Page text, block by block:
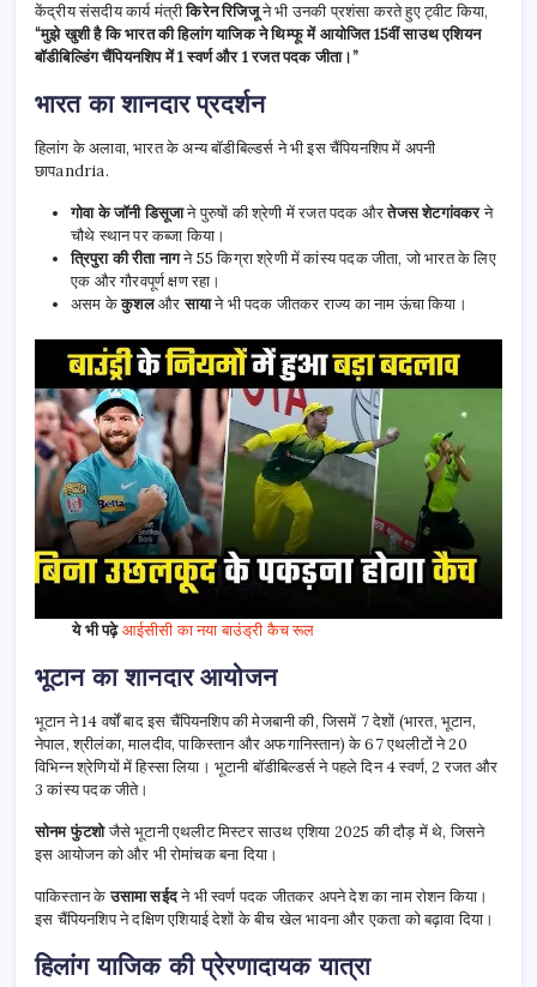
केंद्रीय संसदीय कार्य मंत्रीकिरेन रिजिजूने भी उनकी प्रशंसा करते हुए ट्वीट किया,
“मुझे खुशी है कि भारत की हिलांग याजिक ने थिम्फू में आयोजित 15वीं साउथ एशियन
बॉडीबिल्डिंग चैंपियनशिप में 1 स्वर्ण और 1 रजत पदक जीता।”
भारत का शानदार प्रदर्शन
हिलांग के अलावा, भारत के अन्य बॉडीबिल्डर्स ने भी इस चैंपियनशिप में अपनी
छापandria.
गोवा के जॉनी डिसूजाने पुरुषों की श्रेणी में रजत पदक औरतेजस शेटगांवकरने
चौथे स्थान पर कब्जा किया।
त्रिपुरा की रीता नागने 55 किग्रा श्रेणी में कांस्य पदक जीता, जो भारत के लिए
एक और गौरवपूर्ण क्षण रहा।
असम केकुशलऔरसायाने भी पदक जीतकर राज्य का नाम ऊंचा किया।
ये भी पढ़े आईसीसी का नया बाउंड्री कैच रूल
भूटान का शानदार आयोजन
भूटान ने 14 वर्षों बाद इस चैंपियनशिप की मेजबानी की, जिसमें 7 देशों (भारत, भूटान,
नेपाल, श्रीलंका, मालदीव, पाकिस्तान और अफगानिस्तान) के 67 एथलीटों ने 20
विभिन्न श्रेणियों में हिस्सा लिया। भूटानी बॉडीबिल्डर्स ने पहले दिन 4 स्वर्ण, 2 रजत और
3 कांस्य पदक जीते।
सोनम फुंटशोजैसे भूटानी एथलीट मिस्टर साउथ एशिया 2025 की दौड़ में थे, जिसने
इस आयोजन को और भी रोमांचक बना दिया।
पाकिस्तान केउसामा सईदने भी स्वर्ण पदक जीतकर अपने देश का नाम रोशन किया।
इस चैंपियनशिप ने दक्षिण एशियाई देशों के बीच खेल भावना और एकता को बढ़ावा दिया।
हिलांग याजिक की प्रेरणादायक यात्रा